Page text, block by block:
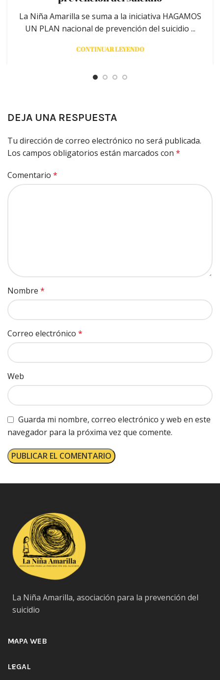
La Niña Amarilla se suma a la iniciativa HAGAMOS
UN PLAN nacional de prevención del suicidio ...
CONTINUAR LEYENDO
DEJA UNA RESPUESTA
Tu dirección de correo electrónico no será publicada.
Los campos obligatorios están marcados con *
Comentario *
Nombre *
Correo electrónico *
Web
Guarda mi nombre, correo electrónico y web en este
navegador para la próxima vez que comente.
La Niña Amarilla, asociación para la prevención del
suicidio
MAPA WEB
LEGAL